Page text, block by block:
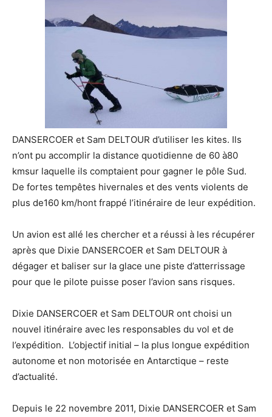
DANSERCOER et Sam DELTOUR d’utiliser les kites. Ils
n’ont pu accomplir la distance quotidienne de 60 à80
kmsur laquelle ils comptaient pour gagner le pôle Sud.
De fortes tempêtes hivernales et des vents violents de
plus de160 km/hont frappé l’itinéraire de leur expédition.
Un avion est allé les chercher et a réussi à les récupérer
après que Dixie DANSERCOER et Sam DELTOUR à
dégager et baliser sur la glace une piste d’atterrissage
pour que le pilote puisse poser l’avion sans risques.
Dixie DANSERCOER et Sam DELTOUR ont choisi un
nouvel itinéraire avec les responsables du vol et de
l’expédition. L’objectif initial – la plus longue expédition
autonome et non motorisée en Antarctique – reste
d’actualité.
Depuis le 22 novembre 2011, Dixie DANSERCOER et Sam